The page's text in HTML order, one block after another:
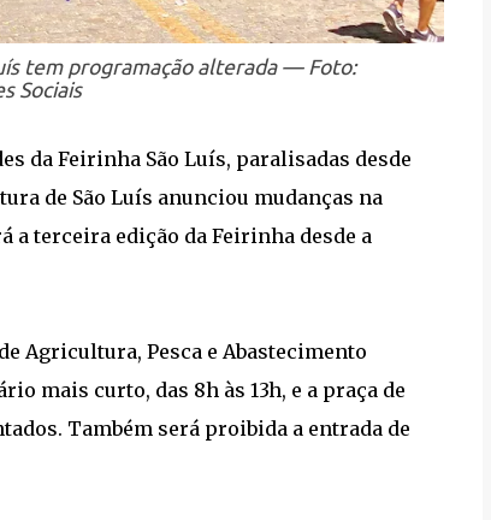
tem programação alterada — Foto:
Sociais
da Feirinha São Luís, paralisadas desde
de São Luís anunciou mudanças na
terceira edição da Feirinha desde a
Agricultura, Pesca e Abastecimento
mais curto, das 8h às 13h, e a praça de
Também será proibida a entrada de